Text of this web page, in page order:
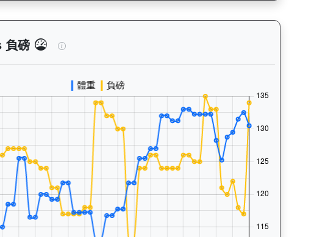
訓練活動（慢跑、游泳、快跑）及試閘、正式出賽
負磅 加州活力（J131）— 馬匹體重與負磅走勢